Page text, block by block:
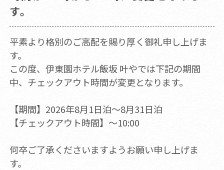
す。
平素より格別のご高配を賜り厚く御礼申し上げま
す。
この度、伊東園ホテル飯坂 叶やでは下記の期間
中、チェックアウト時間が変更となります。
【期間】2026年8月1日泊～8月31日泊
【チェックアウト時間】～10:00
何卒ご了承くださいますようお願い申し上げま
す。